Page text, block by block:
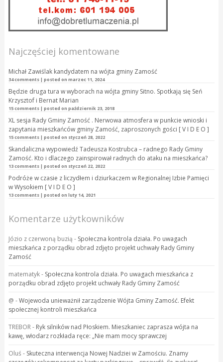
Najczęściej komentowane
Michał Zawiślak kandydatem na wójta gminy Zamość
34 comments| posted on marzec 11, 2024
Będzie druga tura w wyborach na wójta gminy Sitno. Spotkają się Seń
Krzysztof i Bernat Marian
15 comments| posted on październik 23, 2018
XL sesja Rady Gminy Zamość . Nerwowa atmosfera w punkcie wnioski i
zapytania mieszkańców gminy Zamość, zaproszonych gości [ V I D E O ]
15 comments| posted on styczeń 28, 2022
Skandaliczna wypowiedź Tadeusza Kostrubca – radnego Rady Gminy
Zamość. Kto i dlaczego zainspirował radnych do ataku na mieszkańca?
13 comments| posted on styczeń 22, 2022
Podróże w czasie z liczydłem i dziurkaczem w Regionalnej Izbie Pamięci
w Wysokiem [ V I D E O ]
13 comments| posted on luty 14, 2021
Komentarze użytkowników
Józio z czerwoną buzią - Społeczna kontrola działa. Po uwagach
mieszkańca z porządku obrad zdjęto projekt uchwały Rady Gminy
Zamość
matematyk- Społeczna kontrola działa. Po uwagach mieszkańca z
porządku obrad zdjęto projekt uchwały Rady Gminy Zamość
@ -Wojewoda unieważnił zarządzenie Wójta Gminy Zamość. Efekt
społecznej kontroli mieszkańca
TREBOR- Ryk silników nad Płoskiem. Mieszkaniec zaprasza wójta na
kawę, włodarz rozkłada ręce: „Nie mam mocy sprawczej
Oluś - Skuteczna interwencja Nowej Nadziei w Zamościu. Znamy